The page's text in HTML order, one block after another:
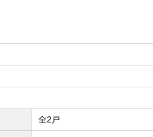
全2戸